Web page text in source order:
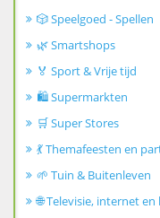
🎲 Speelgoed - Spellen
🌿 Smartshops
🏅 Sport & Vrije tijd
🛍️ Supermarkten
🛒 Super Stores
💃 Themafeesten en
🌱 Tuin & Buitenleven
🌐 Televisie, internet en